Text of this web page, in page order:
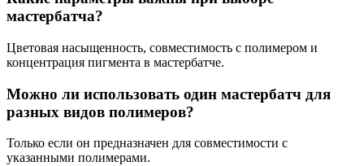
мастербатча?
Цветовая насыщенность, совместимость с полимером и
концентрация пигмента в мастербатче.
Можно ли использовать один мастербатч для
разных видов полимеров?
Только если он предназначен для совместимости с
указанными полимерами.